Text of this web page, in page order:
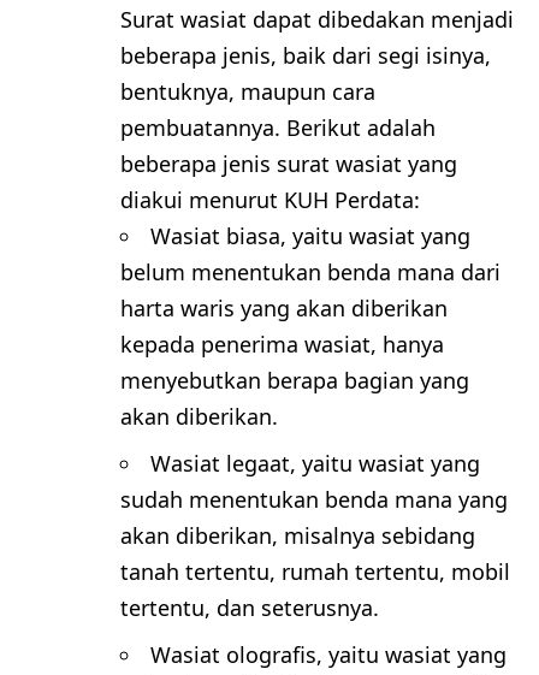
Surat wasiat dapat dibedakan menjadi
beberapa jenis, baik dari segi isinya,
bentuknya, maupun cara
pembuatannya. Berikut adalah
beberapa jenis surat wasiat yang
diakui menurut KUH Perdata:
Wasiat biasa, yaitu wasiat yang
belum menentukan benda mana dari
harta waris yang akan diberikan
kepada penerima wasiat, hanya
menyebutkan berapa bagian yang
akan diberikan.
Wasiat legaat, yaitu wasiat yang
sudah menentukan benda mana yang
akan diberikan, misalnya sebidang
tanah tertentu, rumah tertentu, mobil
tertentu, dan seterusnya.
Wasiat olografis, yaitu wasiat yang